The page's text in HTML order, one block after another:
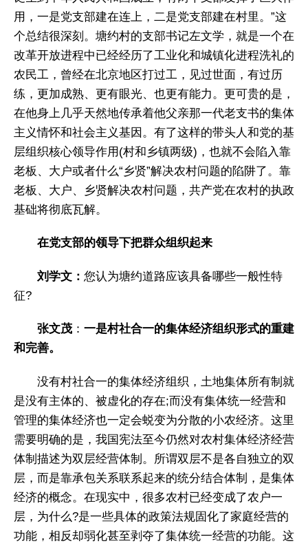
用，一是党支部建在连上，二是党支部建在村里。”这
个总结很深刻。塘约村的支部书记左文学，就是一个在
改革开放进程中已经经历了工业化和城镇化进程洗礼的
农民工，曾经在北京地区打过工，见过世面，有过历
练，更加成熟、更有眼光、也更有能力。更可贵的是，
在他身上几乎天然地传承着他父亲那一代老支书的集体
主义情怀和社会主义基因。有了这样的带头人和党的基
层组织核心领导作用(村和乡镇两级)，也就不会陷入靠
老板、大户或者什么“乡贤”解决农村问题的陷阱了。靠
老板、大户、乡贤解决农村问题，共产党在农村的执政
基础将彻底瓦解。
在党支部的领导下把群众组织起来
刘学文： 您认为塘约道路应该具备哪些一般性特
征?
张文茂 ： 一是村社合一的集体经济组织形式的重建
和完善。
没有村社合一的集体经济组织，土地集体所有制就
是没有主体的、被虚化的存在;而没有集体统一经营和
管理的集体经济也一定会蜕变为分散的小农经济。这里
需要明确的是，我国宪法至今仍然对农村集体经济经营
体制描述为双层经营体制。所谓双层不是各自独立的双
层，而是靠承包关系联系起来的统分结合体制，是集体
经济的概念。在现实中，很多农村已经变成了农户一
层，为什么?是一些具体的政策法规固化了家庭经营的
功能，相反却弱化甚至剥夺了集体统一经营的功能。这